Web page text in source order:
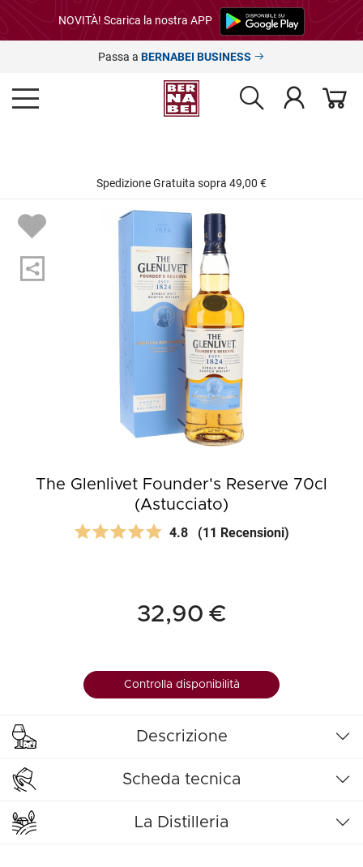
NOVITÀ! Scarica la nostra APP
Passa a BERNABEI BUSINESS
Spedizione Gratuita sopra 49,00 €
The Glenlivet Founder's Reserve 70cl
(Astucciato)
4.8 (11 Recensioni)
32,90 €
Controlla disponibilità
Descrizione
Scheda tecnica
La Distilleria